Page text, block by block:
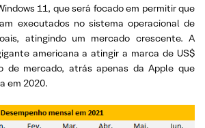
11, que será focado em permitir que
executados no sistema operacional de
atingindo um mercado crescente. A
americana a atingir a marca de US$
de mercado, atrás apenas da Apple que
em 2020.